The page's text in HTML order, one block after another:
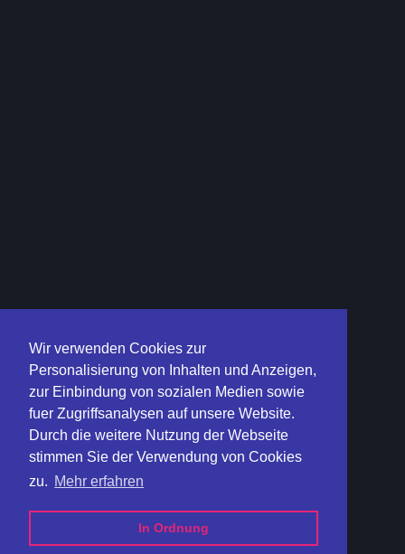
Wir verwenden Cookies zur
Personalisierung von Inhalten und Anzeigen,
zur Einbindung von sozialen Medien sowie
fuer Zugriffsanalysen auf unsere Website.
Durch die weitere Nutzung der Webseite
stimmen Sie der Verwendung von Cookies
zu. Mehr erfahren
In Ordnung